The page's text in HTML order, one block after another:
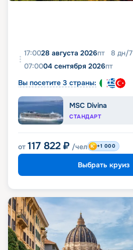
17:0028 августа 2026пт 8 дн/7
07:0004 сентября 2026пт
Вы посетите 3 страны:
MSC Divina
СТАНДАРТ
от 117 822 ₽ /чел +1 000
Выбрать круиз